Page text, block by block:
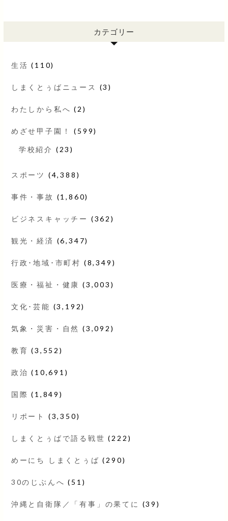
カテゴリー
生活 (110)
しまくとぅばニュース (3)
わたしから私へ (2)
めざせ甲子園！ (599)
学校紹介 (23)
スポーツ (4,388)
事件・事故 (1,860)
ビジネスキャッチー (362)
観光・経済 (6,347)
行政･地域･市町村 (8,349)
医療・福祉・健康 (3,003)
文化･芸能 (3,192)
気象・災害・自然 (3,092)
教育 (3,552)
政治 (10,691)
国際 (1,849)
リポート (3,350)
しまくとぅばで語る戦世 (222)
めーにち しまくとぅば (290)
30のじぶんへ (51)
沖縄と自衛隊／「有事」の果てに (39)